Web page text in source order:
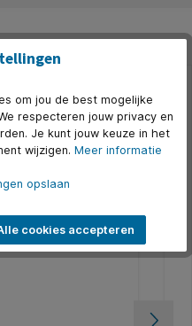
om jou de best mogelijke
respecteren jouw privacy en
Je kunt jouw keuze in het
wijzigen. Meer informatie
opslaan
cookies accepteren